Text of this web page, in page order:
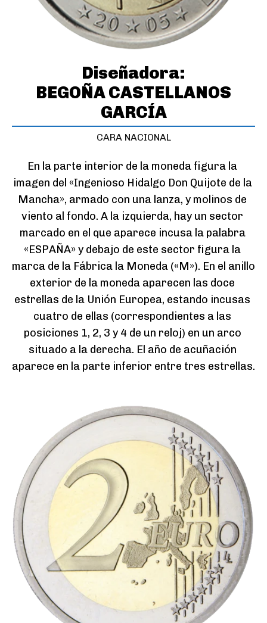
Diseñadora:
BEGOÑA CASTELLANOS
GARCÍA
CARA NACIONAL
En la parte interior de la moneda figura la
imagen del «Ingenioso Hidalgo Don Quijote de la
Mancha», armado con una lanza, y molinos de
viento al fondo. A la izquierda, hay un sector
marcado en el que aparece incusa la palabra
«ESPAÑA» y debajo de este sector figura la
marca de la Fábrica la Moneda («M»). En el anillo
exterior de la moneda aparecen las doce
estrellas de la Unión Europea, estando incusas
cuatro de ellas (correspondientes a las
posiciones 1, 2, 3 y 4 de un reloj) en un arco
situado a la derecha. El año de acuñación
aparece en la parte inferior entre tres estrellas.